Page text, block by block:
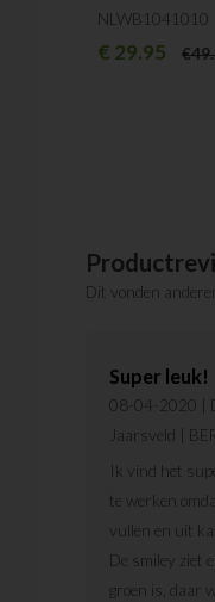
NLWB1041010
€29.95 €
Dit vonden
Super leuk!
08-04-2020 |
Jaarsveld |
Ik vind het
te werken
vullen en uit
De smiley ziet
groen is, daar